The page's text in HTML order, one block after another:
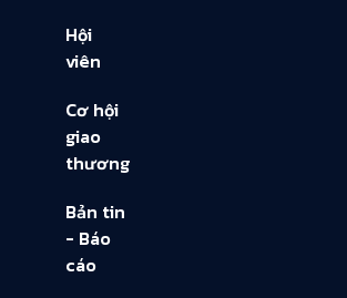
Hội
viên
Cơ hội
giao
thương
Bản tin
- Báo
cáo